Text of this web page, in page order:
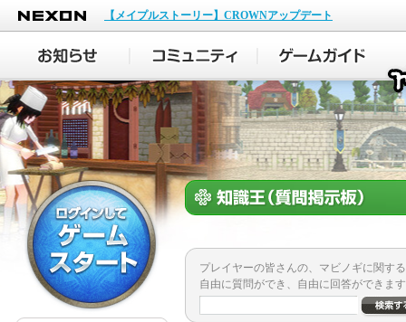
NEXON
【メイプルストーリー】CROWNアップデート
プレイヤーの皆さんの、マビノギに関す
自由に質問ができ、自由に回答ができま